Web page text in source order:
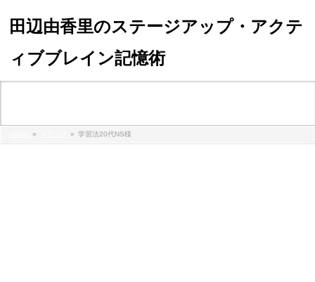
田辺由香里のステージアップ・アクテ
ィブブレイン記憶術
» » 学習法20代NS様